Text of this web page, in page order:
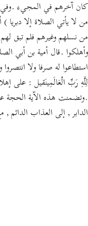
كان آخرهم في المجيء
من لا يأتي الصلاة إلا
من نسلهم وغيرهم فلم تبق
وأهلكوا .قال أمية بن أبي
استطاعوا له صرفا ولا
لِلَّهِ رَبِّ الْعَالَمِينَقيل : على
.وتضمنت هذه الآية
الدابر , إلى العذاب